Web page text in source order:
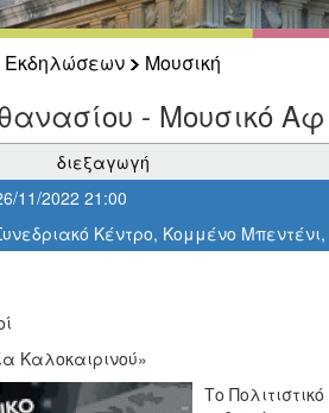
Εκδηλώσεων
Μουσική
- Μουσικό
διεξαγωγή
11/2022 21:00
Κέντρο, Κομμένο
Καλοκαιρινού»
Το